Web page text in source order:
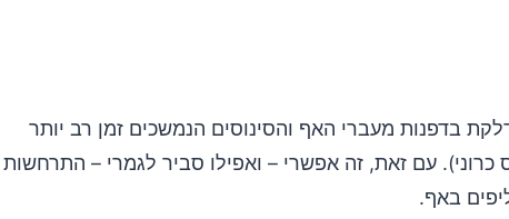
בדפנות מעברי האף והסינוסים הנמשכים זמן רב יותר
כרוני). עם זאת, זה אפשרי – ואפילו סביר לגמרי – התרחשות
באף.